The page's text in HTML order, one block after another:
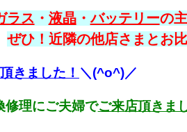
ラス ・ 液晶・バッテリーの
ぜひ！近隣の他店さまとお
きました！ ＼(^o^)／
理にご夫婦でご来店頂きま